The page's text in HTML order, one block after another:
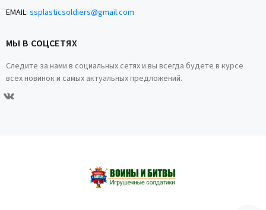
EMAIL: ssplasticsoldiers@gmail.com
МЫ В СОЦСЕТЯХ
Следите за нами в социальных сетях и вы всегда будете в курсе
всех новинок и самых актуальных предложений.